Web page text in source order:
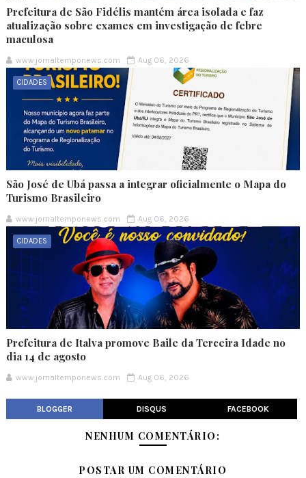
Prefeitura de São Fidélis mantém área isolada e faz
atualização sobre exames em investigação de febre
maculosa
www.jornaltemponews.com Aug 06, 2026
CIDADES
São José de Ubá passa a integrar oficialmente o Mapa do
Turismo Brasileiro
www.jornaltemponews.com Aug 06, 2026
CIDADES
Prefeitura de Italva promove Baile da Terceira Idade no
dia 14 de agosto
www.jornaltemponews.com Aug 06, 2026
BLOGGER DISQUS FACEBOOK
NENHUM COMENTÁRIO:
POSTAR UM COMENTÁRIO